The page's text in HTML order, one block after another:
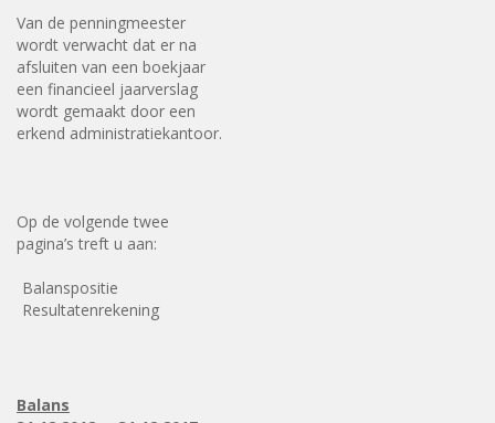
Van de penningmeester
wordt verwacht dat er na
afsluiten van een boekjaar
een financieel jaarverslag
wordt gemaakt door een
erkend administratiekantoor.
Op de volgende twee
pagina’s treft u aan:
Balanspositie
Resultatenrekening
Balans